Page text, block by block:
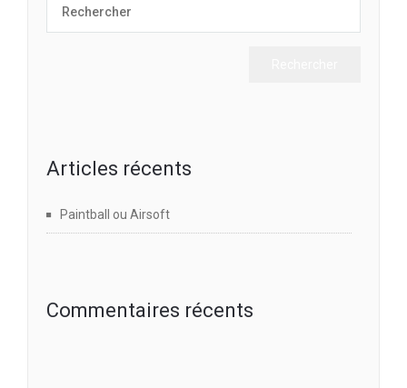
Articles récents
Paintball ou Airsoft
Commentaires récents